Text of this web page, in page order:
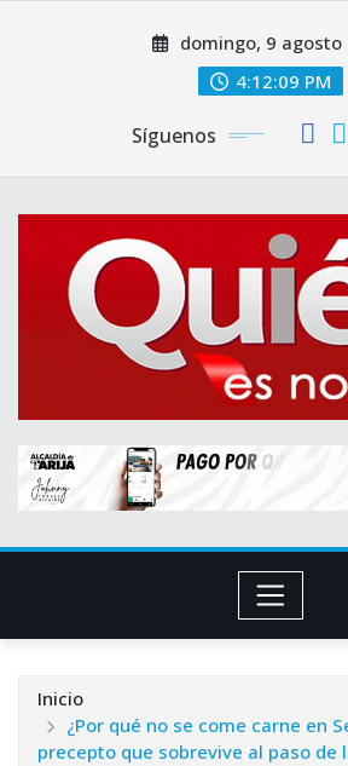
domingo, 9 agosto
4:12:10 PM
Síguenos
Inicio
¿Por qué no se come carne en
precepto que sobrevive al paso de